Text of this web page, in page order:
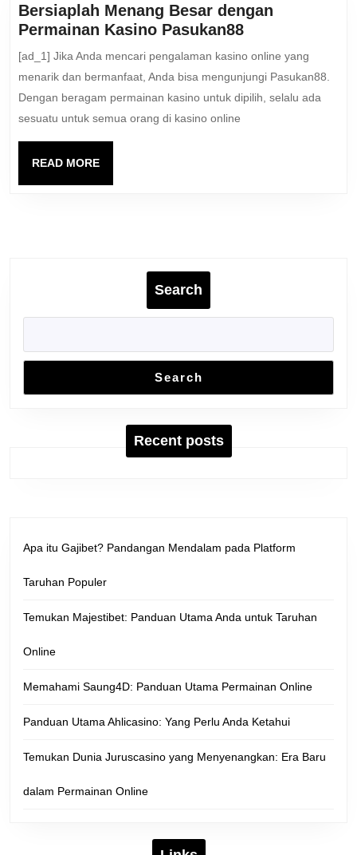
Bersiaplah Menang Besar dengan
Permainan Kasino Pasukan88Bersiaplah
Menang
Besar
dengan
Permainan
[ad_1] Jika Anda mencari pengalaman kasino online yang
menarik dan bermanfaat, Anda bisa mengunjungi Pasukan88.
Dengan beragam permainan kasino untuk dipilih, selalu ada
sesuatu untuk semua orang di kasino online
READ MOREREAD
Search
Search
Recent posts
Apa itu Gajibet? Pandangan Mendalam pada Platform
Taruhan Populer
Temukan Majestibet: Panduan Utama Anda untuk Taruhan
Online
Memahami Saung4D: Panduan Utama Permainan Online
Panduan Utama Ahlicasino: Yang Perlu Anda Ketahui
Temukan Dunia Juruscasino yang Menyenangkan: Era Baru
dalam Permainan Online